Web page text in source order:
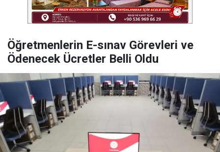
Öğretmenlerin E-sınav Görevleri ve
Ödenecek Ücretler Belli Oldu